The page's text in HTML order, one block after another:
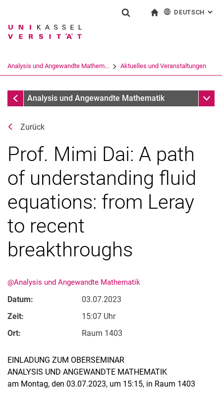
Springe direkt zu: Inhalt
Springe direkt zu: Suche
Springe direkt zu:
Suchbegriff
Suchen (öffnet externen Link in einem
DEUTSCH :
Analysis und Angewandte Mathem... Aktuelles und Veranstaltungen
Aktuelles und Veranstaltungen
Analysis und Angewandte Mathematik
Zurück
Prof. Mimi Dai: A path
of understanding fluid
equations: from Leray
to recent
breakthroughs
@Analysis und Angewandte Mathematik
Datum:
03.07.2023
Zeit:
15:07 Uhr
Ort:
Raum 1403
EINLADUNG ZUM OBERSEMINAR
ANALYSIS UND ANGEWANDTE MATHEMATIK
am Montag, den 03.07.2023, um 15:15, in Raum 1403